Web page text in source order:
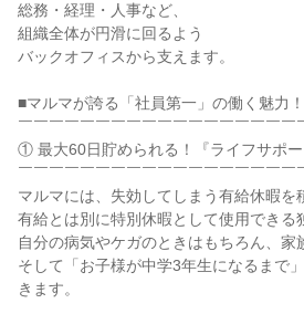
総務・経理・人事など、
組織全体が円滑に回るよう
バックオフィスから支えます。
■マルマが誇る「社員第一」の働く魅力
￣￣￣￣￣￣￣￣￣￣￣￣￣￣￣￣￣￣
① 最大60日貯められる！『ライフサポー
￣￣￣￣￣￣￣￣￣￣￣￣￣￣￣￣￣￣
マルマには、失効してしまう有給休暇を
有給とは別に特別休暇として使用できる
自分の病気やケガのときはもちろん、家
そして「お子様が中学3年生になるまで
きます。